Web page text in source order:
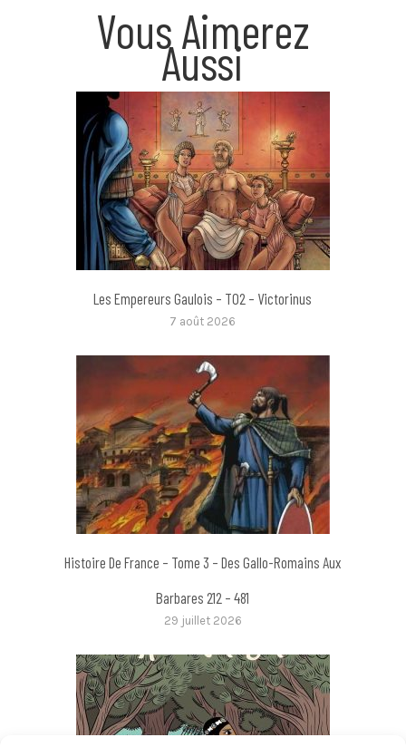
Vous Aimerez
Aussi
Les Empereurs Gaulois – T02 – Victorinus
7 août 2026
Histoire De France – Tome 3 – Des Gallo-Romains Aux
Barbares 212 – 481
29 juillet 2026